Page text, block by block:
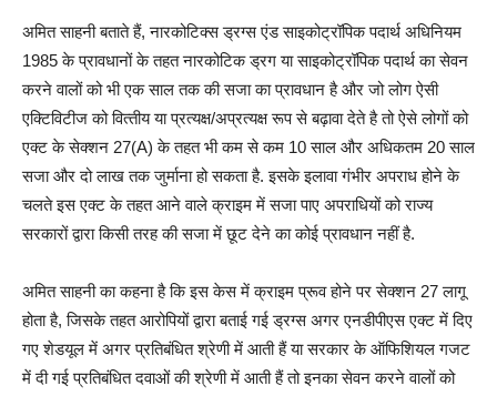
अमित साहनी बताते हैं, नारकोटिक्स ड्रग्स एंड साइकोट्रॉपिक पदार्थ अधिनियम
1985 के प्रावधानों के तहत नारकोटिक ड्रग या साइकोट्रॉपिक पदार्थ का सेवन
करने वालों को भी एक साल तक की सजा का प्रावधान है और जो लोग ऐसी
एक्टिविटीज को वित्‍तीय या प्रत्यक्ष/अप्रत्यक्ष रूप से बढ़ावा देते है तो ऐसे लोगों को
एक्‍ट के सेक्‍शन 27(A) के तहत भी कम से कम 10 साल और अधिकतम 20 साल
सजा और दो लाख तक जुर्माना हो सकता है. इसके इलावा गंभीर अपराध होने के
चलते इस एक्ट के तहत आने वाले क्राइम में सजा पाए अपराधियों को राज्य
सरकारों द्वारा किसी तरह की सजा में छूट देने का कोई प्रावधान नहीं है.
अमित साहनी का कहना है कि इस केस में क्राइम प्रूव होने पर सेक्‍शन 27 लागू
होता है, जिसके तहत आरोपियों द्वारा बताई गई ड्रग्‍स अगर एनडीपीएस एक्‍ट में दिए
गए शेडयूल में अगर प्रतिबंधित श्रेणी में आती हैं या सरकार के ऑफिशियल गजट
में दी गई प्रतिबंधित दवाओं की श्रेणी में आती हैं तो इनका सेवन करने वालों को